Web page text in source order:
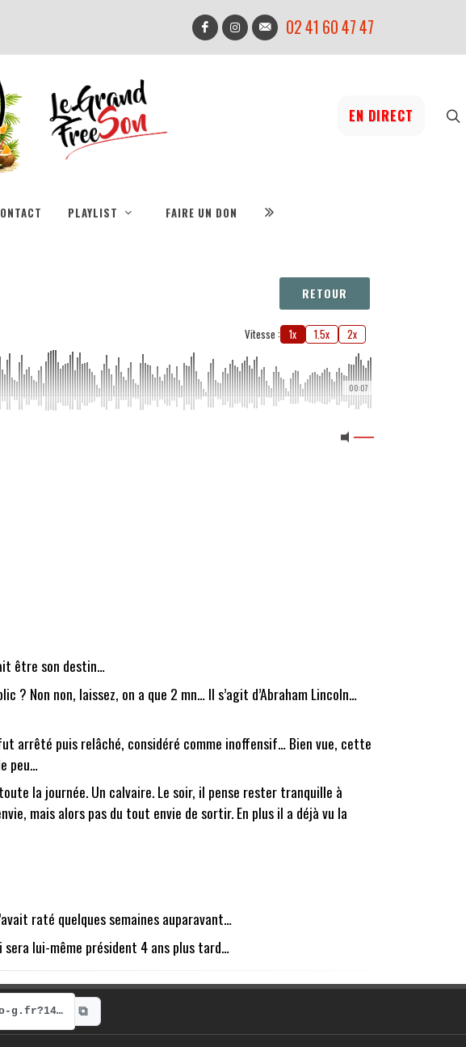
02 41 60 47 47
EN DIRECT
PLAYLIST FAIRE UN DON
RETOUR
Vitesse : 1x 1.5x 2x
00:07
être son destin…
? Non non, laissez, on a que 2 mn… Il s’agit d’Abraham Lincoln…
arrêté puis relâché, considéré comme inoffensif… Bien vue, cette
peu…
la journée. Un calvaire. Le soir, il pense rester tranquille à
mais alors pas du tout envie de sortir. En plus il a déjà vu la
raté quelques semaines auparavant…
lui-même président 4 ans plus tard…
https://radio-g.fr?14498 ⧉